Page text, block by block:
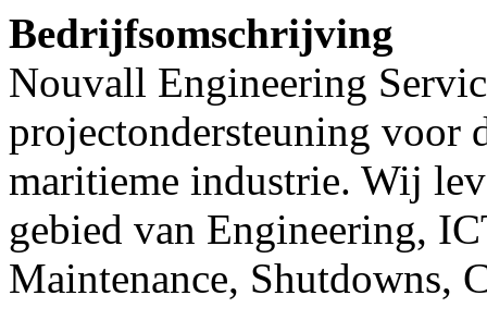
Bedrijfsomschrijving
Nouvall Engineering
projectondersteuning voor
maritieme industrie. Wij
gebied van Engineering,
Maintenance, Shutdowns,